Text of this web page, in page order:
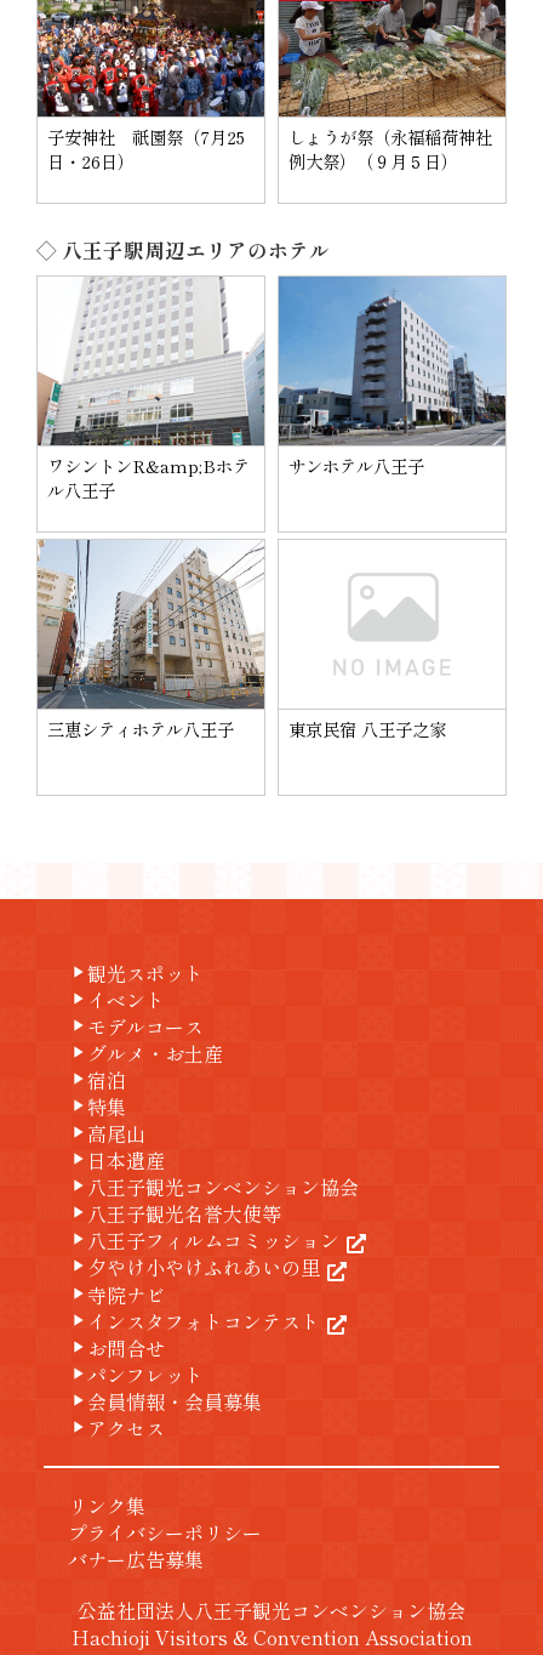
子安神社 祇園祭（7月25
日・26日）
しょうが祭（永福稲荷神社
例大祭）（９月５日）
◇ 八王子駅周辺エリアのホテル
ワシントンR&amp;Bホテ
ル八王子
サンホテル八王子
三恵シティホテル八王子 東京民宿 八王子之家
play_arrow観光スポット
play_arrow イベント
play_arrow モデルコース
play_arrow グルメ・お土産
play_arrow宿泊
play_arrow 特集
play_arrow 高尾山
play_arrow 日本遺産
play_arrow 八王子観光コンベンション協会
play_arrow 八王子観光名誉大使等
play_arrow 八王子フィルムコミッション
play_arrow 夕やけ小やけふれあいの里
play_arrow 寺院ナビ
play_arrow インスタフォトコンテスト
play_arrow お問合せ
play_arrowパンフレット
play_arrow 会員情報・会員募集
play_arrow アクセス
リンク集
プライバシーポリシー
バナー広告募集
公益社団法人八王子観光コンベンション協会
Hachioji Visitors & Convention Association